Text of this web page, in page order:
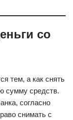
со
тем, а как снять
сумму средств.
согласно
снимать с